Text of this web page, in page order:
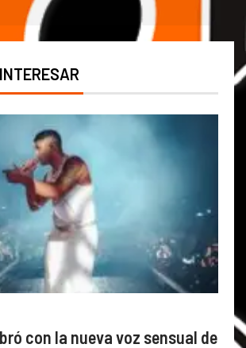
con la nueva voz sensual de